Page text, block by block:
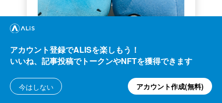
ゲーム
ドラクエで学ぶオーバフロー
アカウント登録でALISを楽しもう！
いいね、記事投稿でトークンやNFTを獲得できます
今はしない アカウント作成(無料)